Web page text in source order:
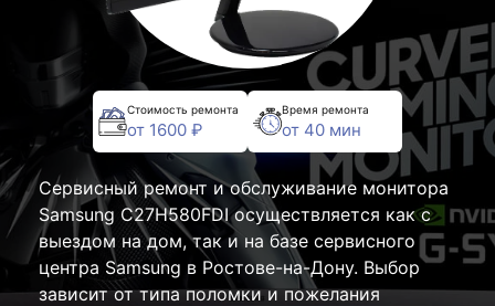
Стоимость ремонта
от 1600 ₽
Время ремонта
от 40 мин
Сервисный ремонт и обслуживание монитора
Samsung C27H580FDI осуществляется как с
выездом на дом, так и на базе сервисного
центра Samsung в Ростове-на-Дону. Выбор
зависит от типа поломки и пожелания